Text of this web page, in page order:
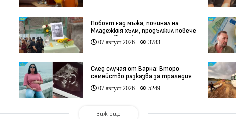
Побоят над мъжа, починал на
Младежкия хълм, продължил повече
от час (видео)
07 август 2026 3783
След случая от Варна: Второ
семейство разказва за трагедия
след бременност при същия лекар
(видео)
07 август 2026 5249
Виж още